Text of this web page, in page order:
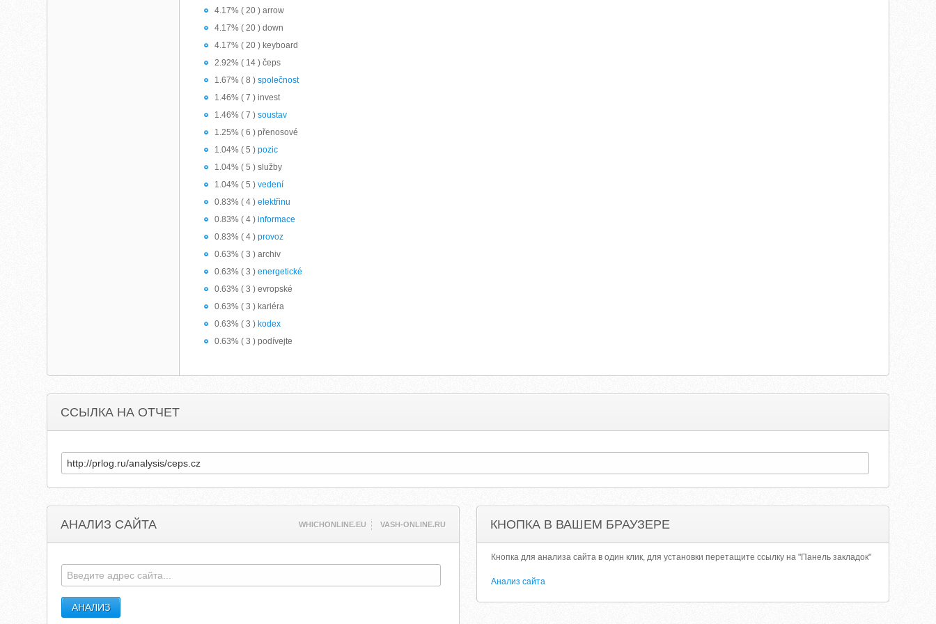
4.17% ( 20 ) arrow
4.17% ( 20 ) down
4.17% ( 20 ) keyboard
2.92% ( 14 ) čeps
1.67% ( 8 )společnost
1.46% ( 7 ) invest
1.46% ( 7 )soustav
1.25% ( 6 ) přenosové
1.04% ( 5 )pozic
1.04% ( 5 ) služby
1.04% ( 5 )vedení
0.83% ( 4 )elektřinu
0.83% ( 4 )informace
0.83% ( 4 )provoz
0.63% ( 3 ) archiv
0.63% ( 3 )energetické
0.63% ( 3 ) evropské
0.63% ( 3 ) kariéra
0.63% ( 3 ) kodex
0.63% ( 3 ) podívejte
ССЫЛКА НА ОТЧЕТ
АНАЛИЗ САЙТА WHICHONLINE.EU VASH-ONLINE.RU КНОПКА В ВАШЕМ БРАУЗЕРЕ
Кнопка для анализа сайта в один клик, для установки перетащите ссылку на "Панель закладок"
Анализ сайта